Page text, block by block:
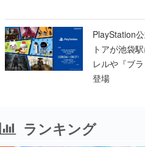
PlayStation
トアが池袋
レルや『ブ
登場
ランキング